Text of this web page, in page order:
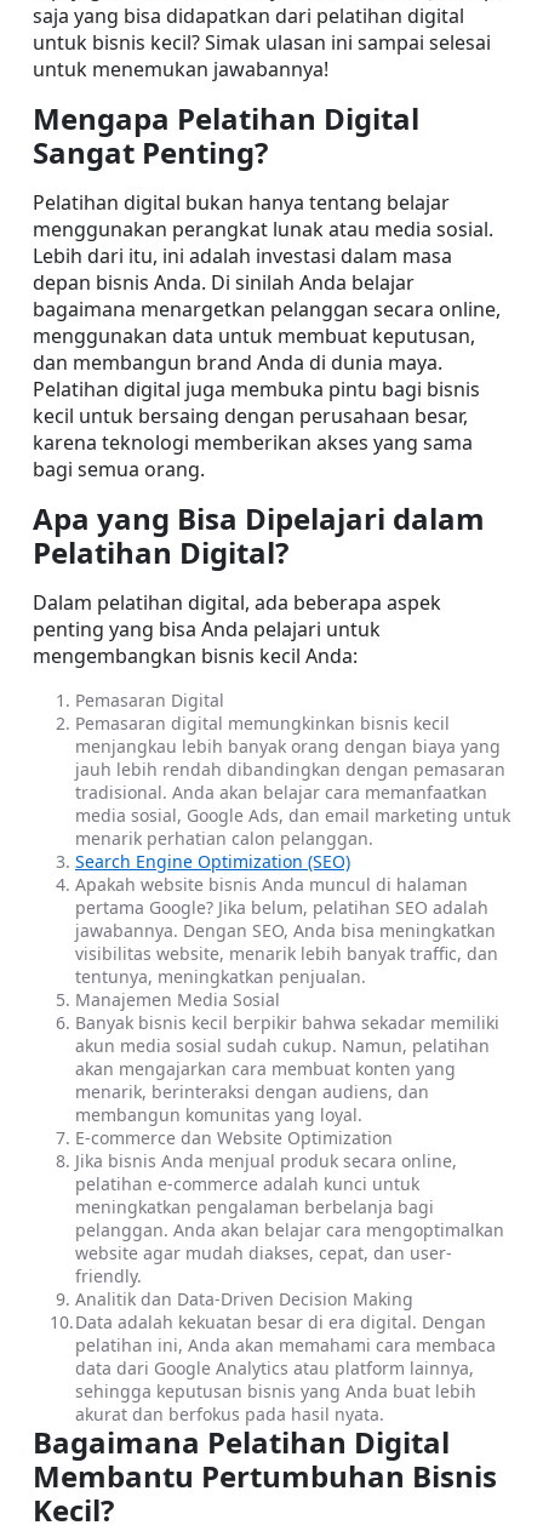
saja yang bisa didapatkan dari pelatihan digital
untuk bisnis kecil? Simak ulasan ini sampai selesai
untuk menemukan jawabannya!
Mengapa Pelatihan Digital
Sangat Penting?
Pelatihan digital bukan hanya tentang belajar
menggunakan perangkat lunak atau media sosial.
Lebih dari itu, ini adalah investasi dalam masa
depan bisnis Anda. Di sinilah Anda belajar
bagaimana menargetkan pelanggan secara online,
menggunakan data untuk membuat keputusan,
dan membangun brand Anda di dunia maya.
Pelatihan digital juga membuka pintu bagi bisnis
kecil untuk bersaing dengan perusahaan besar,
karena teknologi memberikan akses yang sama
bagi semua orang.
Apa yang Bisa Dipelajari dalam
Pelatihan Digital?
Dalam pelatihan digital, ada beberapa aspek
penting yang bisa Anda pelajari untuk
mengembangkan bisnis kecil Anda:
Pemasaran Digital
Pemasaran digital memungkinkan bisnis kecil
menjangkau lebih banyak orang dengan biaya yang
jauh lebih rendah dibandingkan dengan pemasaran
tradisional. Anda akan belajar cara memanfaatkan
media sosial, Google Ads, dan email marketing untuk
menarik perhatian calon pelanggan.
Search Engine Optimization (SEO)
Apakah website bisnis Anda muncul di halaman
pertama Google? Jika belum, pelatihan SEO adalah
jawabannya. Dengan SEO, Anda bisa meningkatkan
visibilitas website, menarik lebih banyak traffic, dan
tentunya, meningkatkan penjualan.
Manajemen Media Sosial
Banyak bisnis kecil berpikir bahwa sekadar memiliki
akun media sosial sudah cukup. Namun, pelatihan
akan mengajarkan cara membuat konten yang
menarik, berinteraksi dengan audiens, dan
membangun komunitas yang loyal.
E-commerce dan Website Optimization
Jika bisnis Anda menjual produk secara online,
pelatihan e-commerce adalah kunci untuk
meningkatkan pengalaman berbelanja bagi
pelanggan. Anda akan belajar cara mengoptimalkan
website agar mudah diakses, cepat, dan user-
friendly.
Analitik dan Data-Driven Decision Making
Data adalah kekuatan besar di era digital. Dengan
pelatihan ini, Anda akan memahami cara membaca
data dari Google Analytics atau platform lainnya,
sehingga keputusan bisnis yang Anda buat lebih
akurat dan berfokus pada hasil nyata.
Bagaimana Pelatihan Digital
Membantu Pertumbuhan Bisnis
Kecil?